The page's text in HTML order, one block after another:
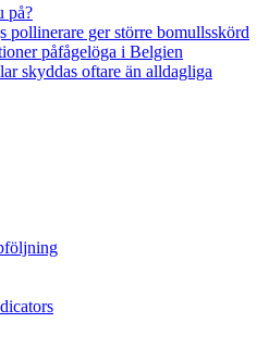
på?
pollinerare ger större bomullsskörd
påfågelöga i Belgien
skyddas oftare än alldagliga